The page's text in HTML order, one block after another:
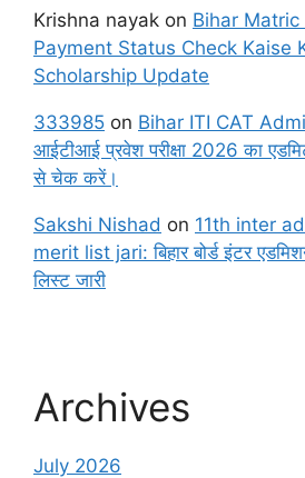
Krishna nayak on Bihar
Payment Status Check Kaise
Scholarship Update
333985 on Bihar ITI CAT
आईटीआई प्रवेश परीक्षा 2026 का
से चेक करें।
Sakshi Nishad on 11th inter
merit list jari: बिहार बोर्ड इंटर
लिस्ट जारी
Archives
July 2026